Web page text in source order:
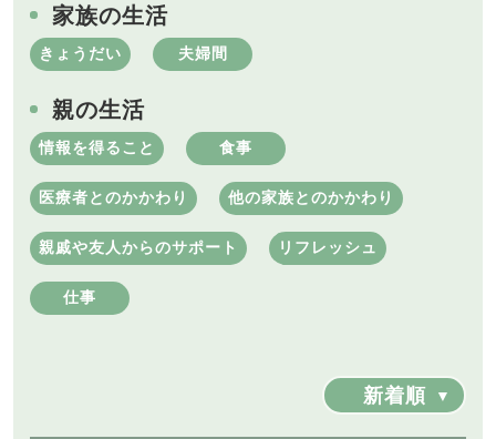
家族の生活
きょうだい 夫婦間
親の生活
情報を得ること 食事
医療者とのかかわり 他の家族とのかかわり
親戚や友人からのサポート リフレッシュ
仕事
新着順